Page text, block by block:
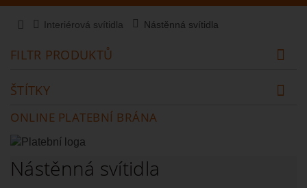
Interiérová svítidla Nástěnná svítidla
FILTR PRODUKTŮ
ŠTÍTKY
ONLINE PLATEBNÍ BRÁNA
Nástěnná svítidla